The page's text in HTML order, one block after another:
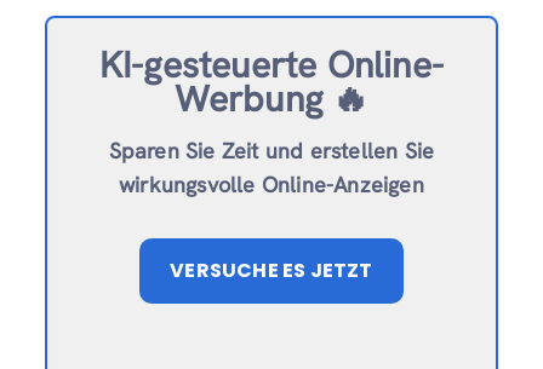
KI-gesteuerte Online-
Werbung 🔥
Sparen Sie Zeit und erstellen Sie
wirkungsvolle Online-Anzeigen
VERSUCHE ES JETZT